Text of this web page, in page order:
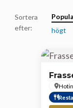
Sortera
efter:
högt